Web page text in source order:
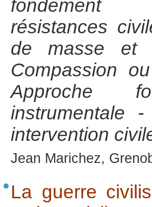
fondement
résistances
de masse et
Compassion
Approche
instrumentale
intervention
Jean Marichez,
La guerre